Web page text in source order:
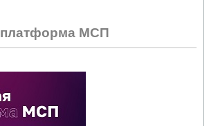
платформа МСП